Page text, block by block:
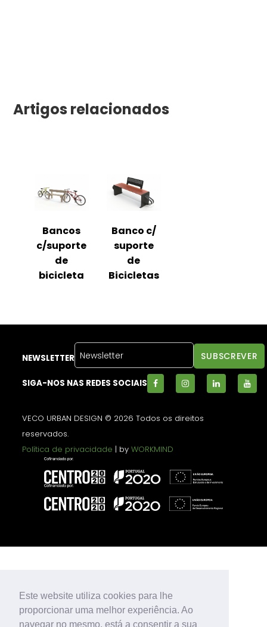
Este website utiliza cookies para lhe
proporcionar uma melhor experiência. Ao
navegar no mesmo, está a consentir a sua
Artigos relacionados
Bancos
c/suporte
de
bicicleta
Banco c/
suporte
de
Bicicletas
NEWSLETTER
SIGA-NOS NAS REDES SOCIAIS
VECO URBAN DESIGN © 2026 Todos os direitos
reservados.
Política de privacidade | byWORKMIND